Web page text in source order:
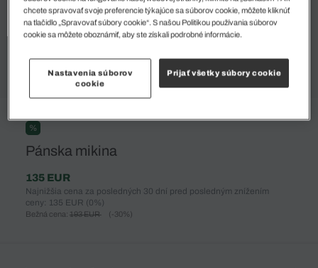
%
Pánska mikina
135 EUR
Najnižšia cena za posledných 30 dní pred posledným znížením
ceny: 135 EUR (0%)
Bežná cena: 193 EUR (-30%)
chcete spravovať svoje preferencie týkajúce sa súborov cookie, môžete kliknúť
na tlačidlo „Spravovať súbory cookie“. S našou Politikou používania súborov
cookie sa môžete oboznámiť, aby ste získali podrobné informácie.
Nastavenia súborov
cookie
Prijať všetky súbory cookie